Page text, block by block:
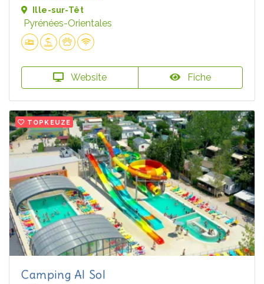
Ille-sur-Têt
Pyrénées-Orientales
Website Fiche
TOPKEUZE
Camping Al Sol